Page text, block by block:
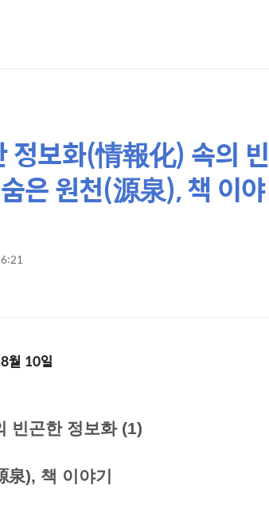
정보화(情報化) 속의 빈
은 원천(源泉), 책 이야
월 10일
빈곤한 정보화 (1)
), 책 이야기